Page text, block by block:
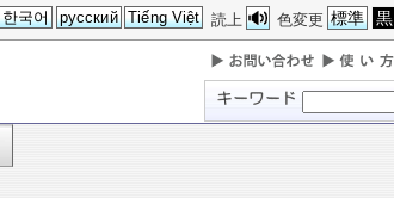
色変更 標準 黒
読上
한국어 русский Tiếng Việt